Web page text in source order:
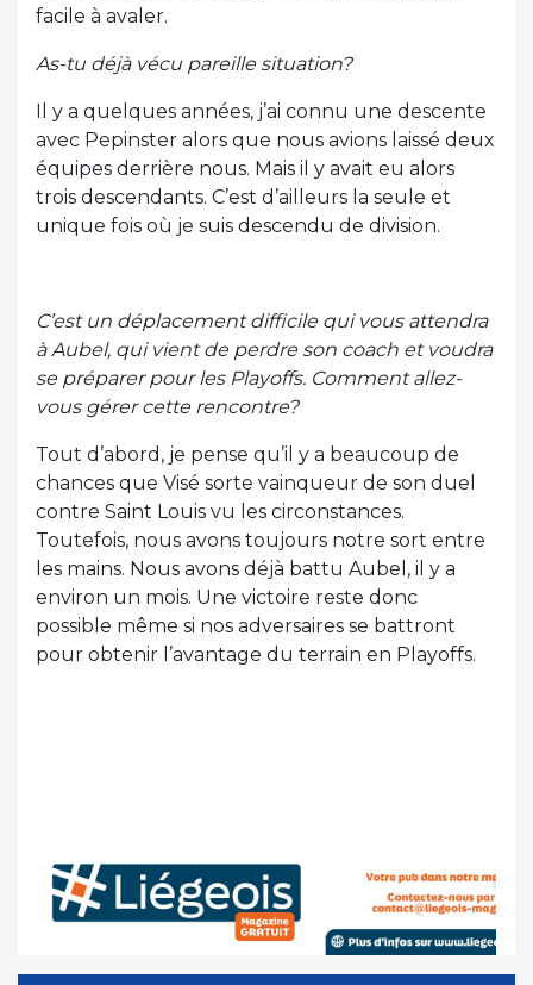
facile à avaler.
As-tu déjà vécu pareille situation?
Il y a quelques années, j’ai connu une descente
avec Pepinster alors que nous avions laissé deux
équipes derrière nous. Mais il y avait eu alors
trois descendants. C’est d’ailleurs la seule et
unique fois où je suis descendu de division.
C’est un déplacement difficile qui vous attendra
à Aubel, qui vient de perdre son coach et voudra
se préparer pour les Playoffs. Comment allez-
vous gérer cette rencontre?
Tout d’abord, je pense qu’il y a beaucoup de
chances que Visé sorte vainqueur de son duel
contre Saint Louis vu les circonstances.
Toutefois, nous avons toujours notre sort entre
les mains. Nous avons déjà battu Aubel, il y a
environ un mois. Une victoire reste donc
possible même si nos adversaires se battront
pour obtenir l’avantage du terrain en Playoffs.